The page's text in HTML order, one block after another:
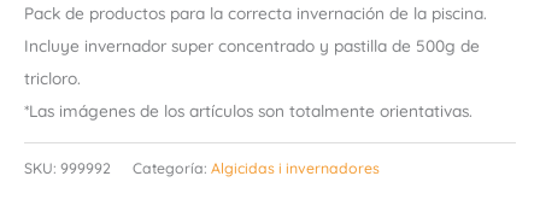
Pack de productos para la correcta invernación de la piscina.
Incluye invernador super concentrado y pastilla de 500g de
tricloro.
*Las imágenes de los artículos son totalmente orientativas.
SKU: 999992 Categoría: Algicidas i invernadores